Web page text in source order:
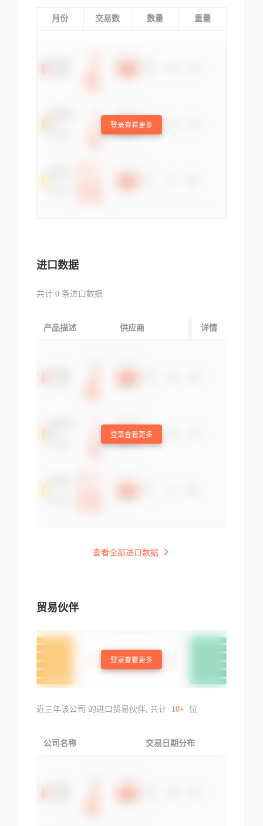
月份 交易数 数量 重量
登录查看更多
进口数据
共计 0条进口数据
产品描述 供应商 起运国/地区
详情
登录查看更多
查看全部进口数据
贸易伙伴
登录查看更多
近三年该公司 的进口贸易伙伴, 共计 10+ 位
公司名称 交易日期分布